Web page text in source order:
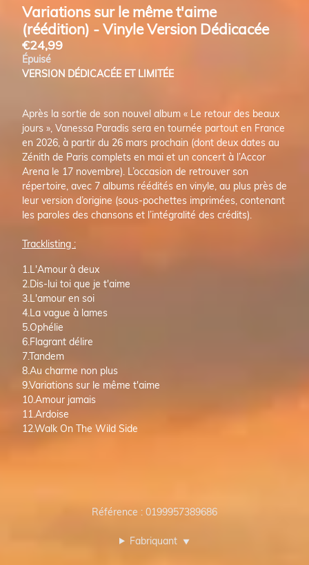
Variations sur le même t'aime
(réédition) - Vinyle Version Dédicacée
€24,99
Épuisé
VERSION DÉDICACÉE ET LIMITÉE
Après la sortie de son nouvel album « Le retour des beaux
jours », Vanessa Paradis sera en tournée partout en France
en 2026, à partir du 26 mars prochain (dont deux dates au
Zénith de Paris complets en mai et un concert à l’Accor
Arena le 17 novembre). L’occasion de retrouver son
répertoire, avec 7 albums réédités en vinyle, au plus près de
leur version d’origine (sous-pochettes imprimées, contenant
les paroles des chansons et l’intégralité des crédits).
Tracklisting :
1.L'Amour à deux
2.Dis-lui toi que je t'aime
3.L'amour en soi
4.La vague à lames
5.Ophélie
6.Flagrant délire
7.Tandem
8.Au charme non plus
9.Variations sur le même t'aime
10.Amour jamais
11.Ardoise
12.Walk On The Wild Side
Référence : 0199957389686
Fabriquant ▼